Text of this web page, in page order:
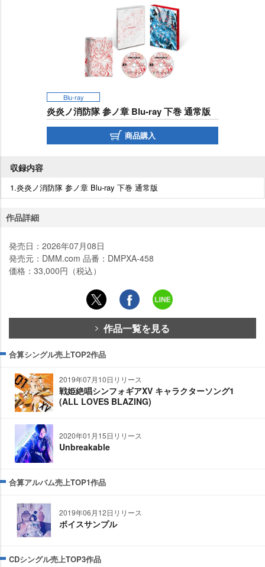
Blu-ray
炎炎ノ消防隊 参ノ章 Blu-ray 下巻 通常版
商品購入
収録内容
1.炎炎ノ消防隊 参ノ章 Blu-ray 下巻 通常版
作品詳細
発売日：2026年07月08日
発売元：DMM.com 品番：DMPXA-458
価格：33,000円（税込）
作品一覧を見る
合算シングル売上TOP2作品
2019年07月10日リリース
戦姫絶唱シンフォギアXV キャラクターソング1
(ALL LOVES BLAZING)
2020年01月15日リリース
Unbreakable
合算アルバム売上TOP1作品
2019年06月12日リリース
ボイスサンプル
CDシングル売上TOP3作品